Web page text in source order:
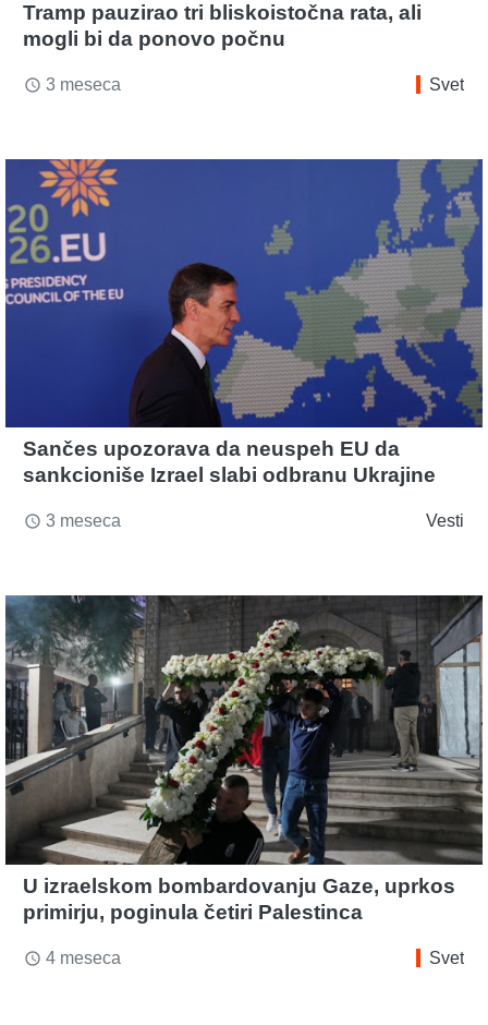
Tramp pauzirao tri bliskoistočna rata, ali
mogli bi da ponovo počnu
access_time 3 meseca Svet
Sančes upozorava da neuspeh EU da
sankcioniše Izrael slabi odbranu Ukrajine
access_time 3 meseca Vesti
U izraelskom bombardovanju Gaze, uprkos
primirju, poginula četiri Palestinca
access_time 4 meseca Svet